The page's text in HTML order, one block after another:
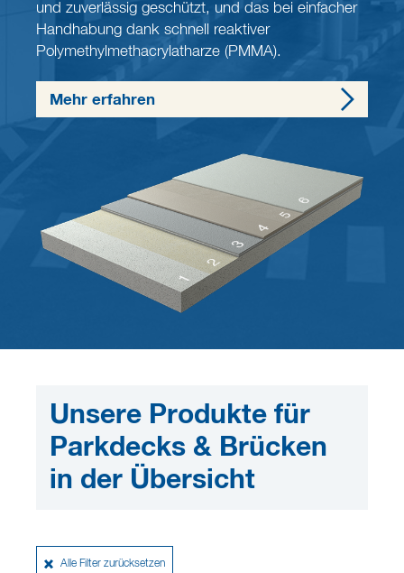
und zuverlässig geschützt, und das bei einfacher
Handhabung dank schnell reaktiver
Polymethylmethacrylatharze (PMMA).
Mehr erfahren
Unsere Produkte für
Parkdecks & Brücken
in der Übersicht
Alle Filter zurücksetzen